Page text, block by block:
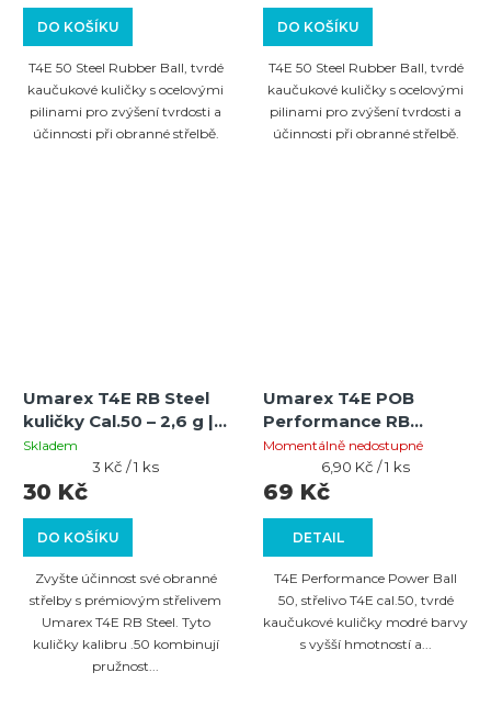
DO KOŠÍKU
T4E 50 Steel Rubber Ball, tvrdé
kaučukové kuličky s ocelovými
pilinami pro zvýšení tvrdosti a
účinnosti při obranné střelbě.
DO KOŠÍKU
T4E 50 Steel Rubber Ball, tvrdé
kaučukové kuličky s ocelovými
pilinami pro zvýšení tvrdosti a
účinnosti při obranné střelbě.
Umarex T4E RB Steel
kuličky Cal.50 – 2,6 g |
balení 10 ks | tvrdé
kaučukové s
ocelovými pilinami
Skladem
DO KOŠÍKU
30 Kč
Měrná
3 Kč / 1 ks
Zvyšte účinnost své obranné
střelby s prémiovým střelivem
Umarex T4E RB Steel. Tyto
kuličky kalibru .50 kombinují
pružnost...
Umarex T4E POB
Performance RB
kuličky Cal.50 - 2.19 g -
Momentálně nedostupné
DETAIL
69 Kč
Měrná
cena:
6,90 Kč / 1 ks
T4E Performance Power Ball
50, střelivo T4E cal.50, tvrdé
kaučukové kuličky modré barvy
s vyšší hmotností a...